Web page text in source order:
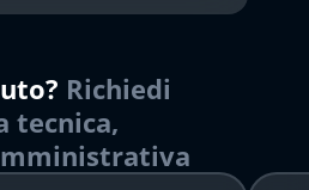
Richiedi
tecnica,